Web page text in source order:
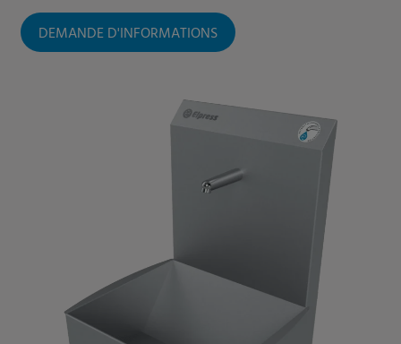
DEMANDE D'INFORMATIONS